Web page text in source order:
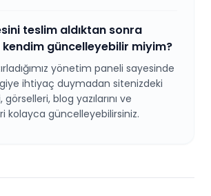
teslim aldıktan sonra
güncelleyebilir miyim?
yönetim paneli sayesinde
ihtiyaç duymadan sitenizdeki
blog yazılarını ve
kolayca güncelleyebilirsiniz.